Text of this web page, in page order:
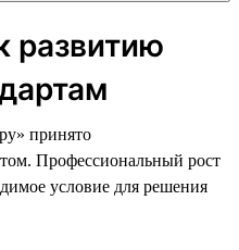
развитию
принято
Профессиональный рост
условие для решения